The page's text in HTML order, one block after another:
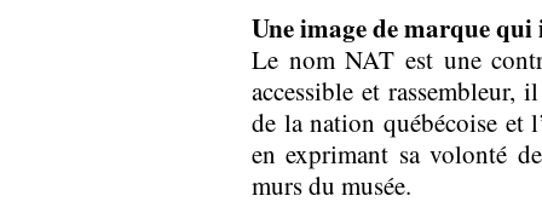
Une image de marque
Le nom NAT est une
accessible et rassembleur,
de la nation québécoise et
en exprimant sa volonté
murs du musée.